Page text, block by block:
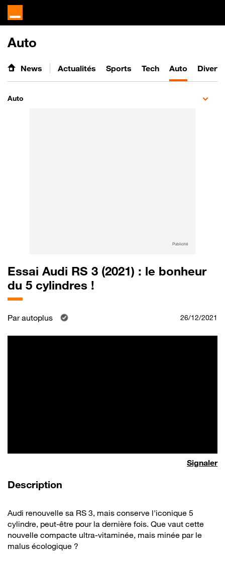
Auto
News Actualités Sports Tech Auto
Auto
Publicité
Essai Audi RS 3 (2021) : le bonheur
du 5 cylindres !
Parautoplus 26/12/2021
Signaler
Description
Audi renouvelle sa RS 3, mais conserve l'iconique 5
cylindre, peut-être pour la dernière fois. Que vaut cette
nouvelle compacte ultra-vitaminée, mais minée par le
malus écologique ?